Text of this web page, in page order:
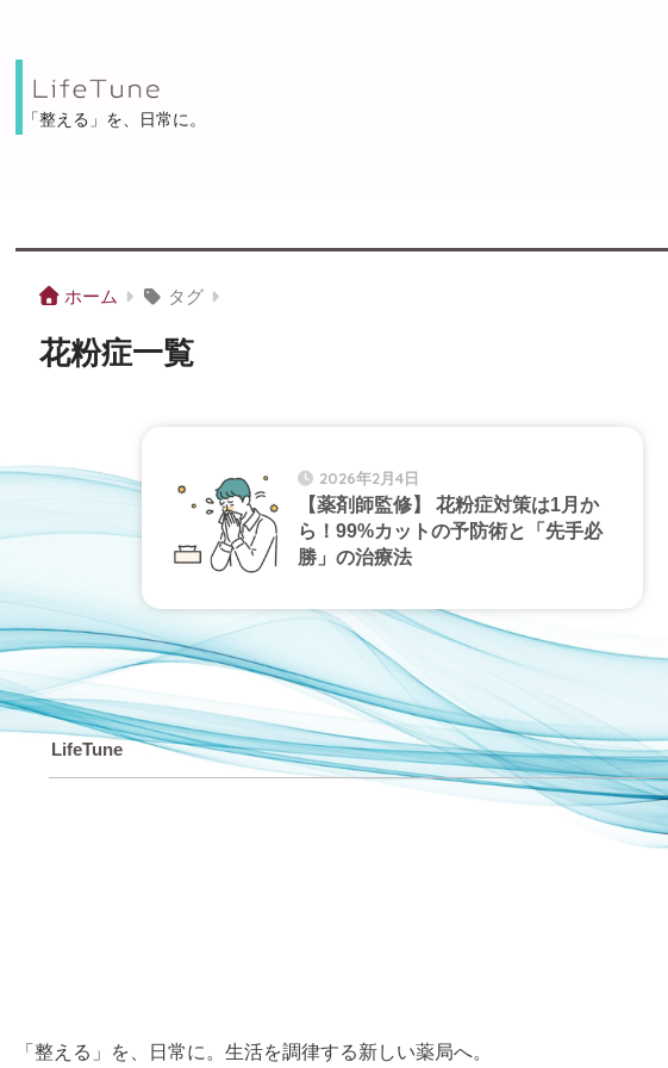
「整える」を、⽇常に。
ホーム タグ
花粉症一覧
2026年2月4日
【薬剤師監修】 花粉症対策は1月か
ら！99%カットの予防術と「先手必
勝」の治療法
LifeTune
「整える」を、⽇常に。⽣活を調律する新しい薬局へ。